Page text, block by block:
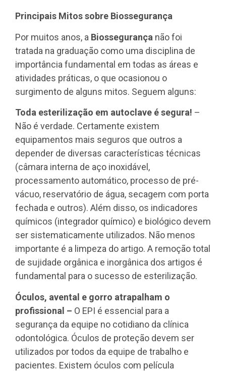
Principais Mitos sobre Biossegurança
Por muitos anos, a Biossegurança não foi
tratada na graduação como uma disciplina de
importância fundamental em todas as áreas e
atividades práticas, o que ocasionou o
surgimento de alguns mitos. Seguem alguns:
Toda esterilização em autoclave é segura! –
Não é verdade. Certamente existem
equipamentos mais seguros que outros a
depender de diversas características técnicas
(câmara interna de aço inoxidável,
processamento automático, processo de pré-
vácuo, reservatório de água, secagem com porta
fechada e outros). Além disso, os indicadores
químicos (integrador químico) e biológico devem
ser sistematicamente utilizados. Não menos
importante é a limpeza do artigo. A remoção total
de sujidade orgânica e inorgânica dos artigos é
fundamental para o sucesso de esterilização.
Óculos, avental e gorro atrapalham o
profissional – O EPI é essencial para a
segurança da equipe no cotidiano da clínica
odontológica. Óculos de proteção devem ser
utilizados por todos da equipe de trabalho e
pacientes. Existem óculos com película